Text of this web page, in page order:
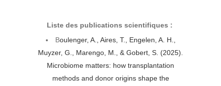
Liste des publications scientifiques :
Boulenger, A., Aires, T., Engelen, A. H.,
Muyzer, G., Marengo, M., & Gobert, S. (2025).
Microbiome matters: how transplantation
methods and donor origins shape the